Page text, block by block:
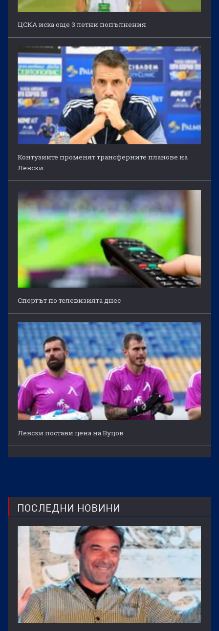
ЦСКА иска още 3 летни попълнения
Контузиите променят трансферните планове на
Левски
Спортът по телевизията днес
Левски постави цена на Вуцов
ПОСЛЕДНИ НОВИНИ